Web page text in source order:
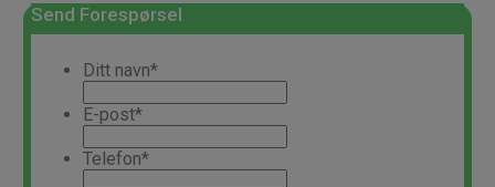
Send Forespørsel
Ditt navn*
E-post*
Telefon*